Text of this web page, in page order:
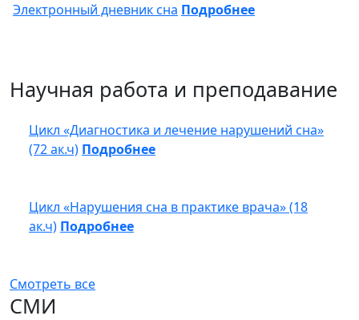
Электронный дневник сна Подробнее
Научная работа и преподавание
Цикл «Диагностика и лечение нарушений сна»
(72 ак.ч) Подробнее
Цикл «Нарушения сна в практике врача» (18
ак.ч) Подробнее
Смотреть все
СМИ